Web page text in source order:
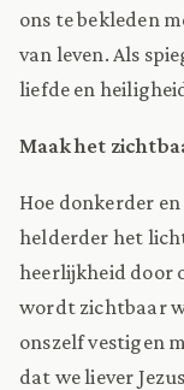
ons te bekleden
van leven. Als
liefde en
Maak het
Hoe donkerder
helderder het
heerlijkheid door
wordt zichtbaar
onszelf vestigen
dat we liever